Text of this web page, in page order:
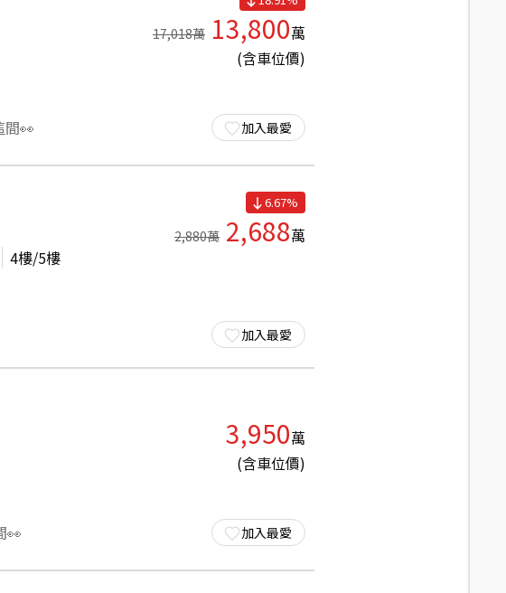
間👀
17,018萬 13,800萬
(含車位價)
加入最愛
4樓/5樓
6.67%
2,880萬 2,688萬
加入最愛
👀
3,950萬
(含車位價)
加入最愛